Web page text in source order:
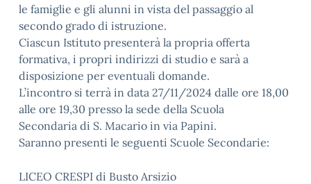
le famiglie e gli alunni in vista del passaggio al
secondo grado di istruzione.
Ciascun Istituto presenterà la propria offerta
formativa, i propri indirizzi di studio e sarà a
disposizione per eventuali domande.
L’incontro si terrà in data 27/11/2024 dalle ore 18,00
alle ore 19,30 presso la sede della Scuola
Secondaria di S. Macario in via Papini.
Saranno presenti le seguenti Scuole Secondarie:
LICEO CRESPI di Busto Arsizio